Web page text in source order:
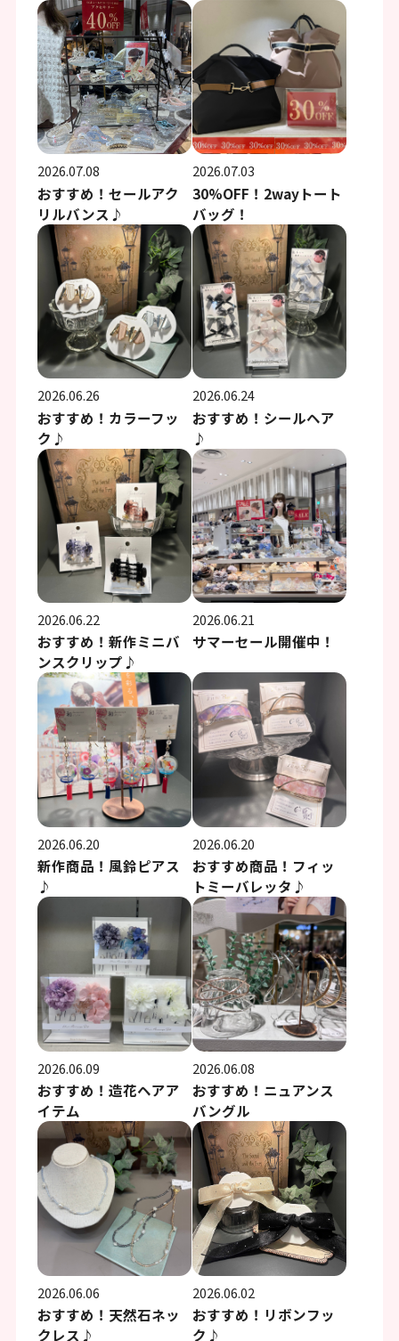
2026.07.08
おすすめ！セールアク
リルバンス♪
2026.07.03
30%OFF！2wayトート
バッグ！
2026.06.26
おすすめ！カラーフッ
ク♪
2026.06.24
おすすめ！シールヘア
♪
2026.06.22
おすすめ！新作ミニバ
ンスクリップ♪
2026.06.21
サマーセール開催中！
2026.06.20
新作商品！風鈴ピアス
♪
2026.06.20
おすすめ商品！フィッ
トミーバレッタ♪
2026.06.09
おすすめ！造花ヘアア
イテム
2026.06.08
おすすめ！ニュアンス
バングル
2026.06.06
おすすめ！天然石ネッ
クレス♪
2026.06.02
おすすめ！リボンフッ
ク♪